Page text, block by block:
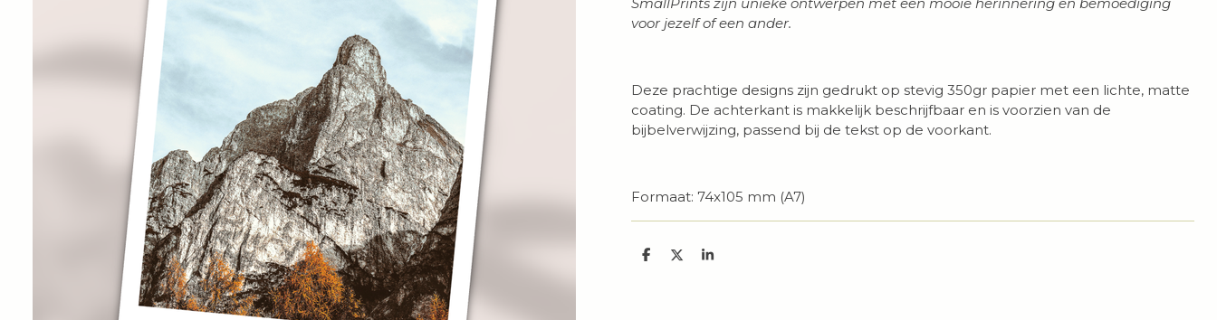
SmallPrints zijn unieke ontwerpen met een mooie herinnering en bemoediging
voor jezelf of een ander.
Deze prachtige designs zijn gedrukt op stevig 350gr papier met een lichte, matte
coating. De achterkant is makkelijk beschrijfbaar en is voorzien van de
bijbelverwijzing, passend bij de tekst op de voorkant.
Formaat: 74x105 mm (A7)
D
D
S